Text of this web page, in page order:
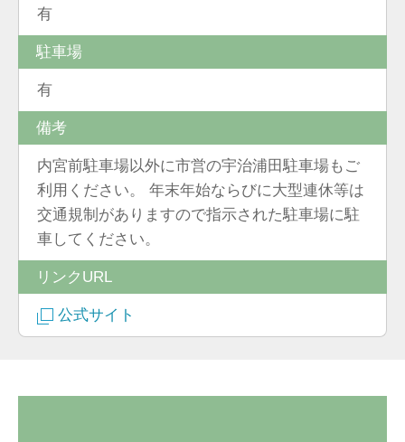
有
駐車場
有
備考
内宮前駐車場以外に市営の宇治浦田駐車場もご
利用ください。 年末年始ならびに大型連休等は
交通規制がありますので指示された駐車場に駐
車してください。
リンクURL
公式サイト